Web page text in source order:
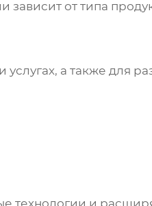
от типа
а также для